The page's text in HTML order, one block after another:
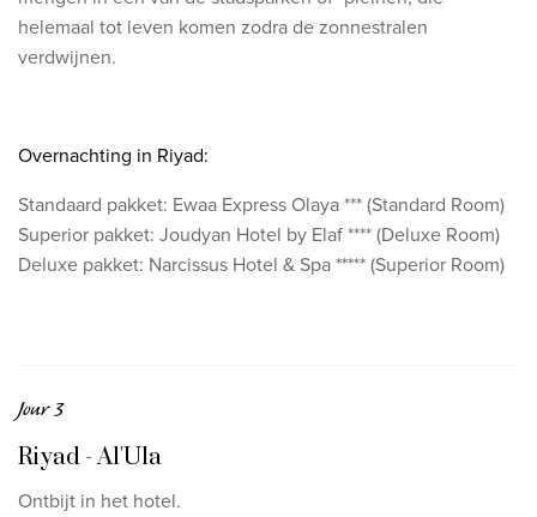
helemaal tot leven komen zodra de zonnestralen
verdwijnen.
Overnachting in Riyad:
Standaard pakket: Ewaa Express Olaya *** (Standard Room)
Superior pakket: Joudyan Hotel by Elaf **** (Deluxe Room)
Deluxe pakket: Narcissus Hotel & Spa ***** (Superior Room)
Jour 3
Riyad - Al'Ula
Ontbijt in het hotel.